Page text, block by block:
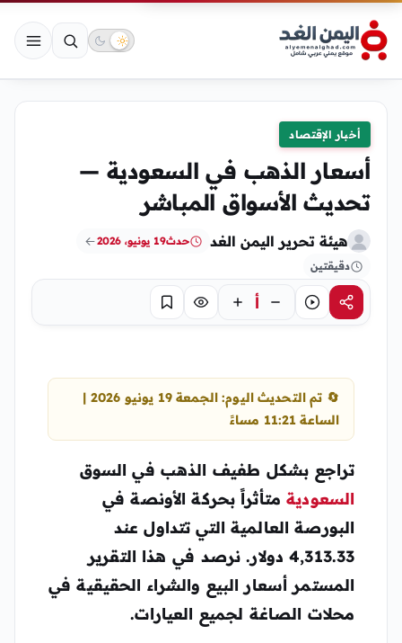
أخبار الإقتصاد
أسعار الذهب في السعودية —
تحديث الأسواق المباشر
هيئة تحرير اليمن الغد حدث19 يونيو، 2026
دقيقتين
مشاركةاستماع أ تركيز حفظ
🔄 تم التحديث اليوم: الجمعة 19 يونيو 2026 |
الساعة 11:21 مساءً
تراجع بشكل طفيف الذهب في السوق
السعوديةمتأثراً بحركة الأونصة في
البورصة العالمية التي تتداول عند
4,313.33 دولار. نرصد في هذا التقرير
المستمر أسعار البيع والشراء الحقيقية في
محلات الصاغة لجميع العيارات.